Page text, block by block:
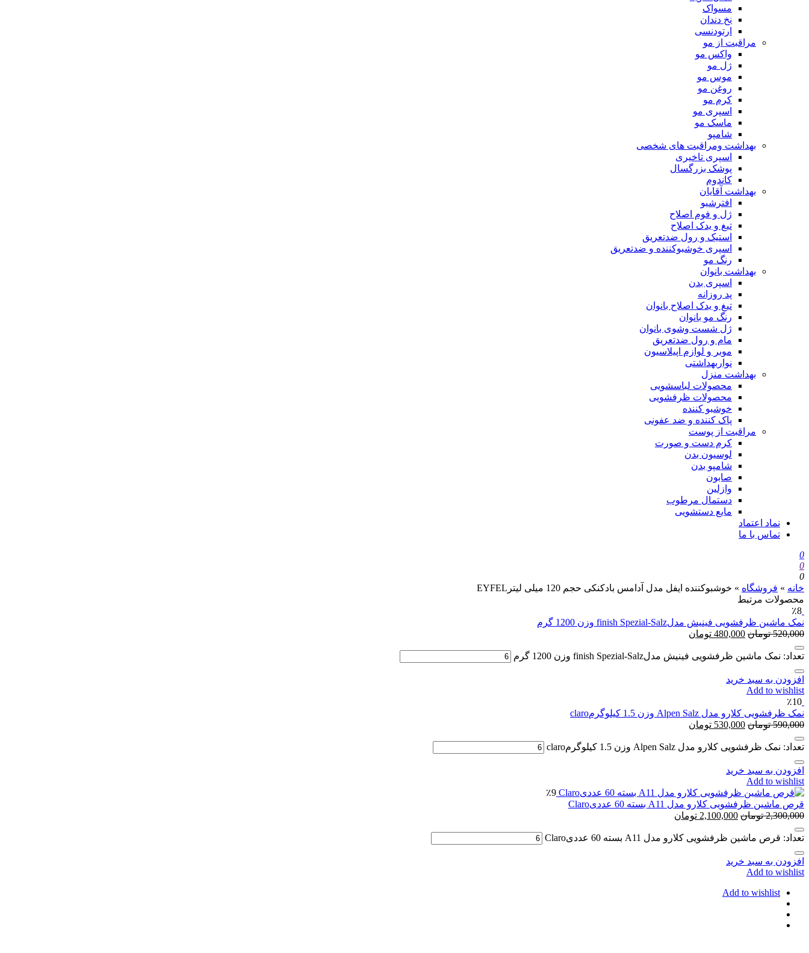
مسواک
نخ دندان
ارتودنسی
مراقبت از مو
واکس مو
ژل مو
موس مو
روغن مو
کرم مو
اسپری مو
ماسک مو
شامپو
بهداشت ومراقبت های شخصی
اسپری تاخیری
پوشک بزرگسال
کاندوم
بهداشت آقایان
افترشیو
ژل و فوم اصلاح
تیغ و یدک اصلاح
استیک و رول ضدتعریق
اسپری خوشبوکننده و ضدتعریق
رنگ مو
بهداشت بانوان
اسپری بدن
پد روزانه
تیغ و یدک اصلاح بانوان
رنگ مو بانوان
ژل شست وشوی بانوان
مام و رول ضدتعریق
موبر و لوازم اپیلاسیون
نواربهداشتی
بهداشت منزل
محصولات لباسشویی
محصولات ظرفشویی
خوشبو کننده
پاک کننده و ضد عفونی
مراقبت از پوست
کرم دست و صورت
لوسیون بدن
شامپو بدن
صابون
وازلین
دستمال مرطوب
مایع دستشویی
نماد اعتماد
تماس با ما
0
0
0
خانه » فروشگاه » خوشبوکننده ایفل مدل آدامس بادکنکی حجم 120 میلی لیترEYFEL
محصولات مرتبط
٪8
نمک ماشین ظرفشویی فینیش مدلfinish Spezial-Salz وزن 1200 گرم
520,000 تومان 480,000 تومان
تعداد: نمک ماشین ظرفشویی فینیش مدلfinish Spezial-Salz وزن 1200 گرم
افزودن به سبد خرید
Add to wishlist
٪10
نمک ظرفشویی کلارو مدل Alpen Salz وزن 1.5 کیلوگرمclaro
590,000 تومان 530,000 تومان
تعداد: نمک ظرفشویی کلارو مدل Alpen Salz وزن 1.5 کیلوگرمclaro
افزودن به سبد خرید
Add to wishlist
٪9
قرص ماشین ظرفشویی کلارو مدل A11 بسته 60 عددیClaro
2,300,000 تومان 2,100,000 تومان
تعداد: قرص ماشین ظرفشویی کلارو مدل A11 بسته 60 عددیClaro
افزودن به سبد خرید
Add to wishlist
Add to wishlist